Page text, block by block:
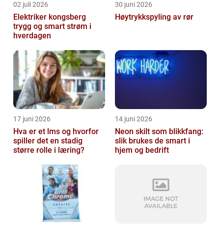
02 juli 2026
Elektriker kongsberg
trygg og smart strøm i
hverdagen
30 juni 2026
Høytrykkspyling av rør
17 juni 2026
Hva er et lms og hvorfor
spiller det en stadig
større rolle i læring?
14 juni 2026
Neon skilt som blikkfang:
slik brukes de smart i
hjem og bedrift